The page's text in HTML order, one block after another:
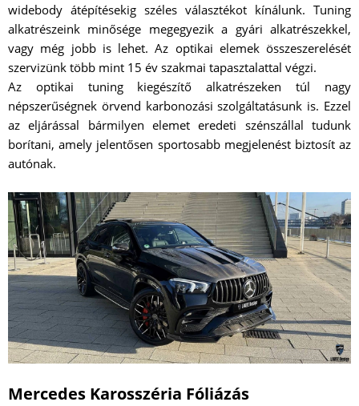
widebody átépítésekig széles választékot kínálunk. Tuning
alkatrészeink minősége megegyezik a gyári alkatrészekkel,
vagy még jobb is lehet. Az optikai elemek összeszerelését
szervizünk több mint 15 év szakmai tapasztalattal végzi.
Az optikai tuning kiegészítő alkatrészeken túl nagy
népszerűségnek örvend karbonozási szolgáltatásunk is. Ezzel
az eljárással bármilyen elemet eredeti szénszállal tudunk
borítani, amely jelentősen sportosabb megjelenést biztosít az
autónak.
Mercedes Karosszéria Fóliázás